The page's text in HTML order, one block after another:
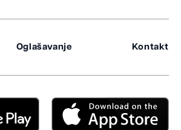
Oglašavanje Kontakt